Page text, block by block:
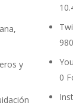
y
980
0